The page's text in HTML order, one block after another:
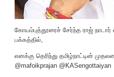
கோயம்புத்தூரைச் சேர்ந்த ராஜ்
பக்கத்தில்,
எனக்கு தெரிந்து தமிழ்நாட்டின்
@mafoikprajan @KASengottaiyan